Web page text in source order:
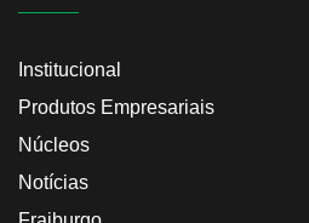
Institucional
Produtos Empresariais
Núcleos
Notícias